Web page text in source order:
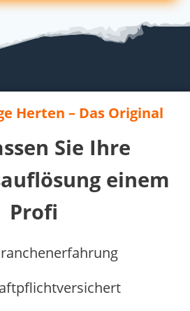
Herten – Das Original
Sie Ihre
einem
Profi